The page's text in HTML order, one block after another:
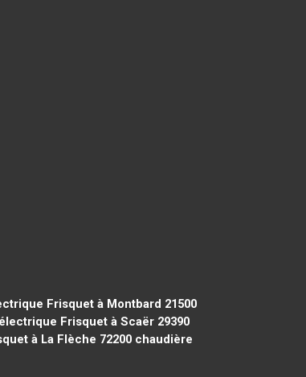
Frisquet à Montbard 21500
Frisquet à Scaër 29390
à La Flèche 72200chaudière